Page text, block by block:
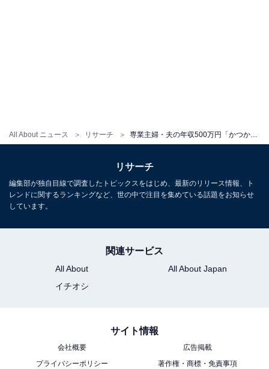
All About ニュース リサーチ
リサーチ
編集部が独自目線で調査したトピックスをはじめ、最新のリリース情報、ト
レンドに関するランキングなど、世の中で注目を集めている話題をお知らせ
しています。
関連サービス
All About
All About Japan
イチオシ
サイト情報
会社概要
広告掲載
プライバシーポリシー
著作権・商標・免責事項